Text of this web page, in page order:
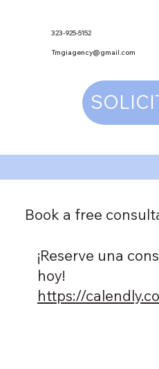
323-925-5152
Tmgiagency@gmail.com
¡Reserve una
hoy!
https://
Book a free